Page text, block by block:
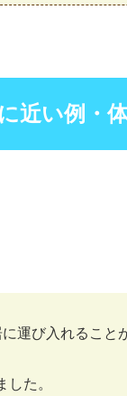
近い例・
運び入れること
た。